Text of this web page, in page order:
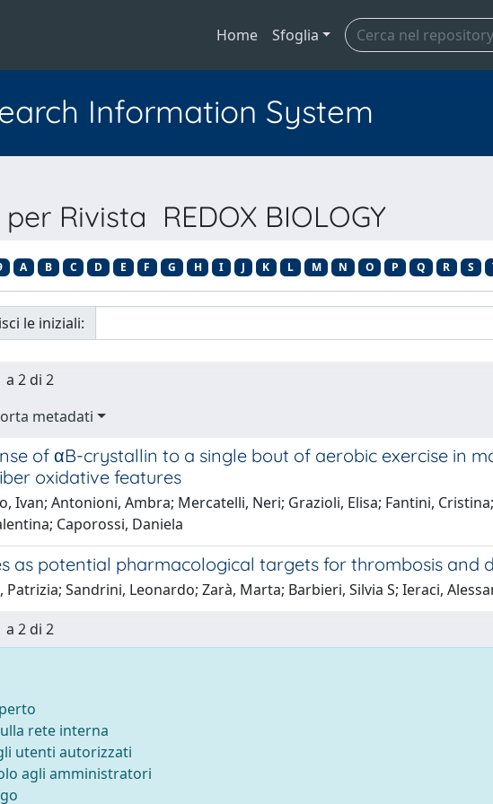
Home Sfoglia
Information System
Rivista REDOX BIOLOGY
A B C D E F G H I J K L M N O P Q R S
le iniziali:
2 di 2
metadati
of αB-crystallin to a single bout of aerobic exercise in
oxidative features
Ivan; Antonioni, Ambra; Mercatelli, Neri; Grazioli, Elisa; Fantini,
Caporossi, Daniela
as potential pharmacological targets for thrombosis and
Patrizia; Sandrini, Leonardo; Zarà, Marta; Barbieri, Silvia S; Ieraci,
2 di 2
rete interna
utenti autorizzati
agli amministratori